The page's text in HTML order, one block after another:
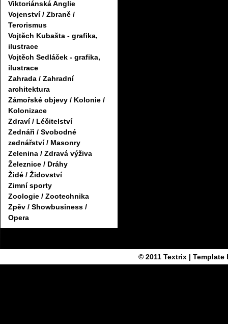
Viktoriánská Anglie
Vojenství / Zbraně /
Terorismus
Vojtěch Kubašta - grafika,
ilustrace
Vojtěch Sedláček - grafika,
ilustrace
Zahrada / Zahradní
architektura
Zámořské objevy / Kolonie /
Kolonizace
Zdraví / Léčitelství
Zednáři / Svobodné
zednářství / Masonry
Zelenina / Zdravá výživa
Železnice / Dráhy
Židé / Židovství
Zimní sporty
Zoologie / Zootechnika
Zpěv / Showbusiness /
Opera
© 2011 Textrix| Template